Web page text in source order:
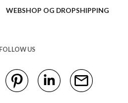
WEBSHOP OG DROPSHIPPING
FOLLOW US